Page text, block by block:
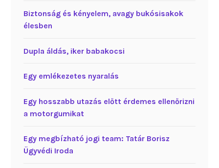
Biztonság és kényelem, avagy bukósisakok
élesben
Dupla áldás, iker babakocsi
Egy emlékezetes nyaralás
Egy hosszabb utazás előtt érdemes ellenőrizni
a motorgumikat
Egy megbízható jogi team: Tatár Borisz
Ügyvédi Iroda